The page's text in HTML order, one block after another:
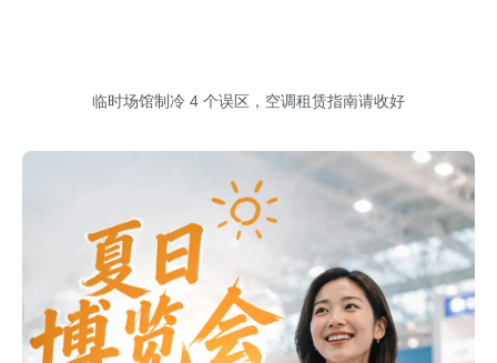
临时场馆制冷 4 个误区，空调租赁指南请收好